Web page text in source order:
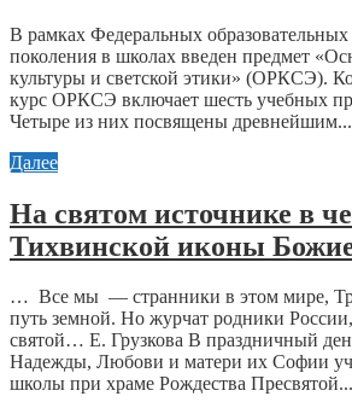
В рамках Федеральных образовательных
поколения в школах введен предмет
культуры и светской этики» (ОРКСЭ).
курс ОРКСЭ включает шесть учебных
Четыре из них посвящены древнейшим...
Далее
На святом источнике в
Тихвинской иконы
… Все мы — странники в этом мире,
путь земной. Но журчат родники
святой… Е. Грузкова В праздничный
Надежды, Любови и матери их Софии
школы при храме Рождества Пресвятой...